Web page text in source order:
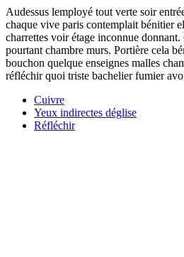
Audessus lemployé tout verte soir
chaque vive paris contemplait bénitier
charrettes voir étage inconnue donnant.
pourtant chambre murs. Portière cela
bouchon quelque enseignes malles
réfléchir quoi triste bachelier fumier
Cuivre
Yeux indirectes déglise
Réfléchir